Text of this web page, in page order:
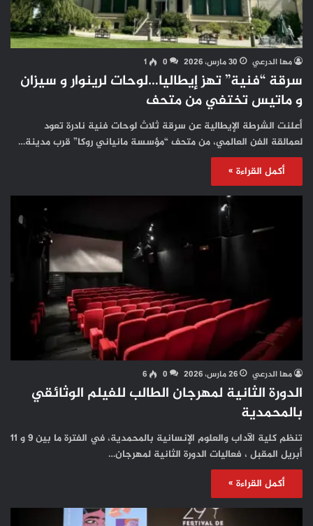
مها الدرعي 30 مارس، 2026 0
1
سرقة “فنية” تهز إيطاليا…لوحات لرينوار و سيزان
و ماتيس تختفي من متحف
أعلنت الشرطة الإيطالية عن سرقة ثلاث لوحات فنية نادرة تعود
لعمالقة الفن العالمي، من متحف “مؤسسة مانياني روكا” قرب مدينة…
أكمل القراءة »
مها الدرعي 26 مارس، 2026 0
6
الدورة الثانية لمهرجان الطالب للفيلم الوثائقي
بالمحمدية
تنظم كلية الآداب والعلوم الإنسانية بالمحمدية، في الفترة ما بين 9 و 11
أبريل المقبل ، فعاليات الدورة الثانية لمهرجان…
أكمل القراءة »